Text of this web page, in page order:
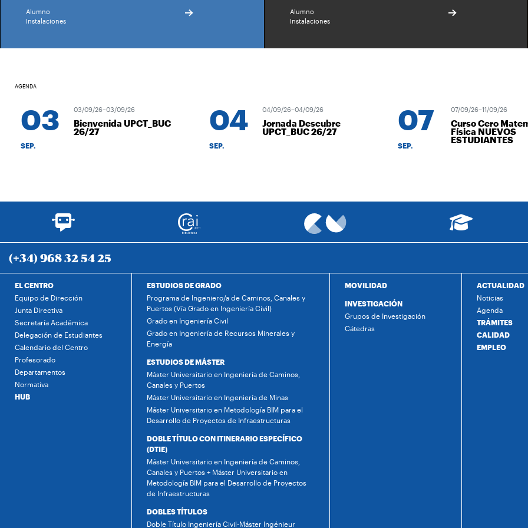
Alumno
Instalaciones
Alumno
Instalaciones
AGENDA
03
SEP.
03/09/26–03/09/26
Bienvenida UPCT_BUC
26/27 04
SEP.
04/09/26–04/09/26
Jornada Descubre
UPCT_BUC 26/27 07
SEP.
07/09/26–11/09/26
Curso Cero
Física NUEVOS
ESTUDIANTES
(+34) 968 32 54 25
EL CENTRO
Equipo de Dirección
Junta Directiva
Secretaría Académica
Delegación de Estudiantes
Calendario del Centro
Profesorado
Departamentos
Normativa
HUB
ESTUDIOS DE GRADO
Programa de Ingeniero/a de Caminos, Canales y
Puertos (Vía Grado en Ingeniería Civil)
Grado en Ingeniería Civil
Grado en Ingeniería de Recursos Minerales y
Energía
ESTUDIOS DE MÁSTER
Máster Universitario en Ingeniería de Caminos,
Canales y Puertos
Máster Universitario en Ingeniería de Minas
Máster Universitario en Metodología BIM para el
Desarrollo de Proyectos de Infraestructuras
DOBLE TÍTULO CON ITINERARIO ESPECÍFICO
(DTIE)
Máster Universitario en Ingeniería de Caminos,
Canales y Puertos + Máster Universitario en
Metodología BIM para el Desarrollo de Proyectos
de Infraestructuras
DOBLES TÍTULOS
Doble Título Ingeniería Civil-Máster Ingénieur
MOVILIDAD
INVESTIGACIÓN
Grupos de Investigación
Cátedras
ACTUALIDAD
Noticias
Agenda
TRÁMITES
CALIDAD
EMPLEO